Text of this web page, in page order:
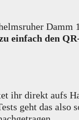
Damm
einfach den
ihr direkt aufs
geht das also